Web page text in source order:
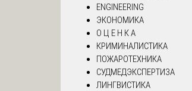
ENGINEERING
ЭКОНОМИКА
О Ц Е Н К А
КРИМИНАЛИСТИКА
ПОЖАРОТЕХНИКА
СУДМЕДЭКСПЕРТИЗА
ЛИНГВИСТИКА